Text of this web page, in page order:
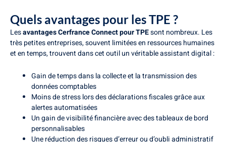
Quels avantages pour les TPE ?
Lesavantages Cerfrance Connect pour TPEsont nombreux. Les
très petites entreprises, souvent limitées en ressources humaines
et en temps, trouvent dans cet outil un véritable assistant digital :
Gain de temps dans la collecte et la transmission des
données comptables
Moins de stress lors des déclarations fiscales grâce aux
alertes automatisées
Un gain de visibilité financière avec des tableaux de bord
personnalisables
Une réduction des risques d’erreur ou d’oubli administratif